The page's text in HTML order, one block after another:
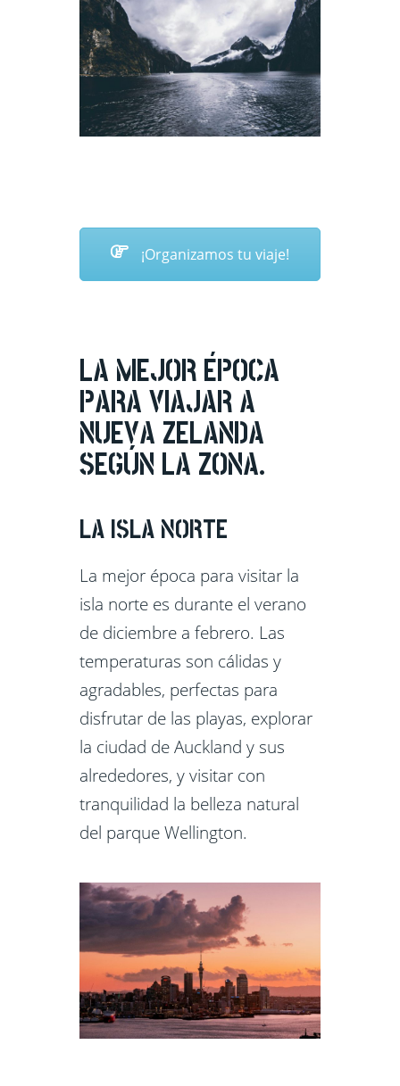
¡Organizamos tu viaje!
LA MEJOR ÉPOCA
PARA VIAJAR A
NUEVA ZELANDA
SEGÚN LA ZONA.
LA ISLA NORTE
La mejor época para visitar la
isla norte es durante el verano
de diciembre a febrero. Las
temperaturas son cálidas y
agradables, perfectas para
disfrutar de las playas, explorar
la ciudad de Auckland y sus
alrededores, y visitar con
tranquilidad la belleza natural
del parque Wellington.